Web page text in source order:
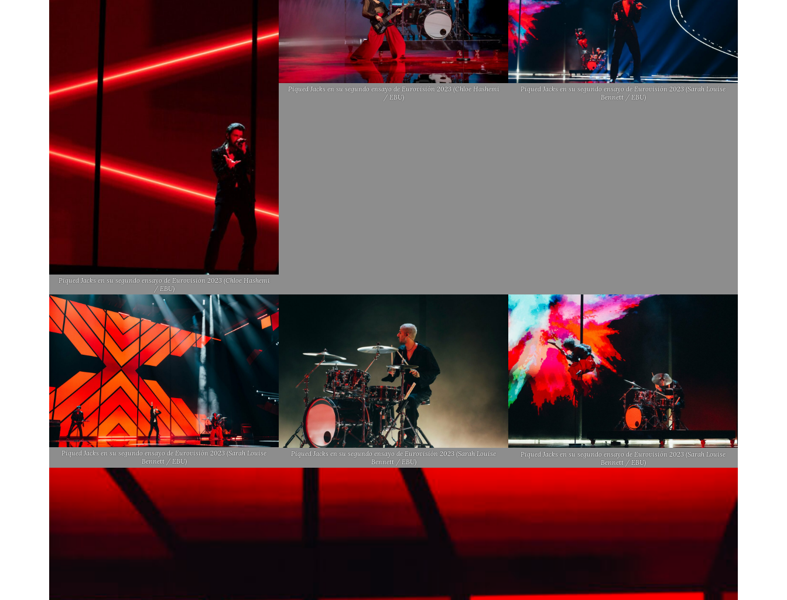
Piqued Jacks en su segundo ensayo de Eurovisión 2023 (Chloe Hashemi
/ EBU)
Piqued Jacks en su segundo ensayo de Eurovisión 2023 (Chloe Hashemi
/ EBU)
Piqued Jacks en su segundo ensayo de Eurovisión 2023 (Sarah Louise
Bennett / EBU)
Piqued Jacks en su segundo ensayo de Eurovisión 2023 (Sarah Louise
Bennett / EBU)
Piqued Jacks en su segundo ensayo de Eurovisión 2023 (Sarah Louise
Bennett / EBU)
Piqued Jacks en su segundo ensayo de Eurovisión 2023 (Sarah Louise
Bennett / EBU)